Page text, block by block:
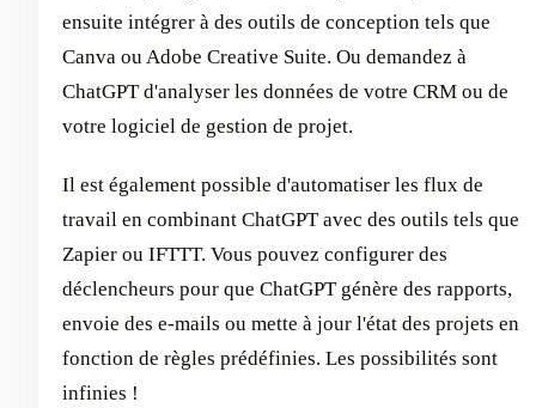
ensuite intégrer à des outils de conception tels que
Canva ou Adobe Creative Suite. Ou demandez à
ChatGPT d'analyser les données de votre CRM ou de
votre logiciel de gestion de projet.
Il est également possible d'automatiser les flux de
travail en combinant ChatGPT avec des outils tels que
Zapier ou IFTTT. Vous pouvez configurer des
déclencheurs pour que ChatGPT génère des rapports,
envoie des e-mails ou mette à jour l'état des projets en
fonction de règles prédéfinies. Les possibilités sont
infinies !